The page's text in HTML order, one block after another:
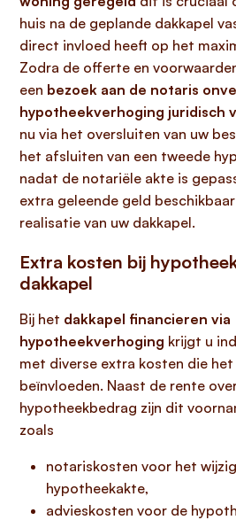
huis na de geplande dakkapel
direct invloed heeft op het
Zodra de offerte en
een bezoek aan de notaris
hypotheekverhoging juridisch
nu via het oversluiten van uw
het afsluiten van een tweede
nadat de notariële akte is
extra geleende geld
realisatie van uw dakkapel.
Extra kosten bij
dakkapel
Bij het dakkapel financieren via
hypotheekverhoging krijgt u
met diverse extra kosten die
beïnvloeden. Naast de rente
hypotheekbedrag zijn dit
zoals
notariskosten voor het
hypotheekakte,
advieskosten voor de